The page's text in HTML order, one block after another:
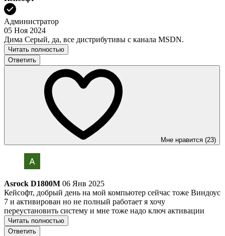
Администратор
05 Ноя 2024
Дима Серый, да, все дистрибутивы с канала MSDN.
Читать полностью
Ответить
Мне нравится (23)
Asrock D1800M 06 Янв 2025
Кейсофт, добрый день на мой компьютер сейчас тоже Виндоус
7 и активирован но не полный работает я хочу
переустановить систему и мне тоже надо ключ активации
Читать полностью
Ответить